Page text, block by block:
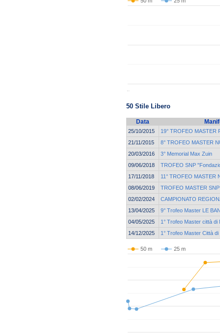
50 Stile Libero
Data
25/10/2015
19° TROFEO MASTER
21/11/2015
8° TROFEO MASTER
20/03/2016
3° Memorial Max Zuin
09/06/2018
TROFEO SNP
17/11/2018
11° TROFEO MASTER
08/06/2019
TROFEO MASTER
02/02/2024
CAMPIONATO
13/04/2025
9° Trofeo Master LE
04/05/2025
1° Trofeo Master città di
14/12/2025
1° Trofeo Master Città
50 m 25 m